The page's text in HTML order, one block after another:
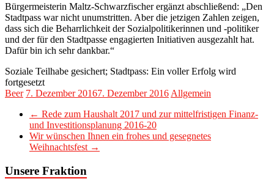
Bürgermeisterin Maltz-Schwarzfischer ergänzt abschließend: „Den
Stadtpass war nicht unumstritten. Aber die jetzigen Zahlen zeigen,
dass sich die Beharrlichkeit der Sozialpolitikerinnen und -politiker
und der für den Stadtpasse engagierten Initiativen ausgezahlt hat.
Dafür bin ich sehr dankbar.“
Soziale Teilhabe gesichert; Stadtpass: Ein voller Erfolg wird
fortgesetzt
Beer 7. Dezember 20167. Dezember 2016 Allgemein
← Rede zum Haushalt 2017 und zur mittelfristigen Finanz-
und Investitionsplanung 2016-20
Wir wünschen Ihnen ein frohes und gesegnetes
Weihnachtsfest →
Unsere Fraktion